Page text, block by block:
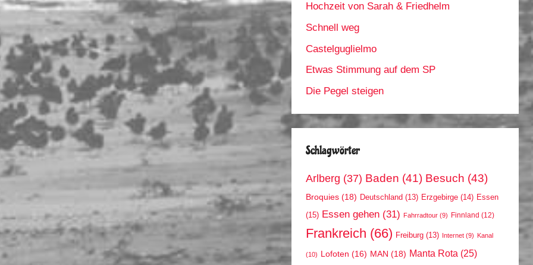
Hochzeit von Sarah & Friedhelm
Schnell weg
Castelguglielmo
Etwas Stimmung auf dem SP
Die Pegel steigen
Schlagwörter
Arlberg (37) Baden (41) Besuch (43)
Broquies (18) Deutschland (13) Erzgebirge (14) Essen
(15) Essen gehen (31) Fahrradtour (9) Finnland (12)
Frankreich (66) Freiburg (13) Internet (9) Kanal
(10) Lofoten (16) MAN (18) Manta Rota (25)